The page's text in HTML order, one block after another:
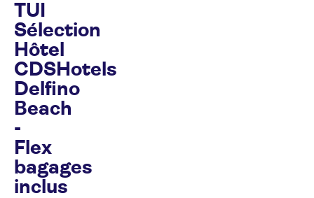
TUI
Sélection
Hôtel
CDSHotels
Delfino
Beach
-
Flex
bagages
inclus